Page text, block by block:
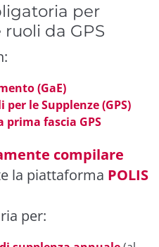
per
da GPS
(GaE)
le Supplenze (GPS)
fascia GPS
compilare
la piattaforma POLIS
per: